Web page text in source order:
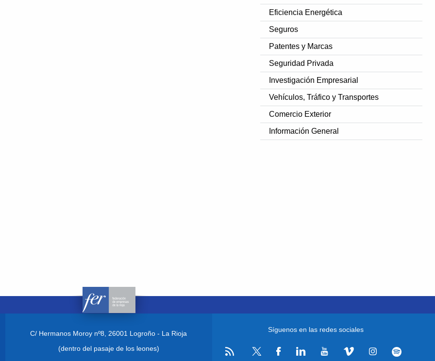
Eficiencia Energética
Seguros
Patentes y Marcas
Seguridad Privada
Investigación Empresarial
Vehículos, Tráfico y Transportes
Comercio Exterior
Información General
C/ Hermanos Moroy nº8,26001 Logroño - La Rioja
(dentro del pasaje de los leones)
Síguenos en las redes sociales